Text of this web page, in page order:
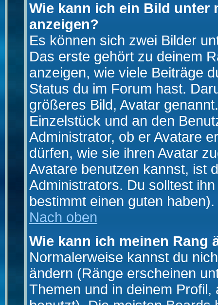
Wie kann ich ein Bild unter
anzeigen?
Es können sich zwei Bilder
Das erste gehört zu deinem
anzeigen, wie viele Beiträge
Status du im Forum hast.
größeres Bild, Avatar
Einzelstück und an den
Administrator, ob er Avatare
dürfen, wie sie ihren Avatar
Avatare benutzen kannst, ist
Administrators. Du solltest
bestimmt einen guten haben).
Nach oben
Wie kann ich meinen Rang
Normalerweise kannst du
ändern (Ränge erscheinen
Themen und in deinem